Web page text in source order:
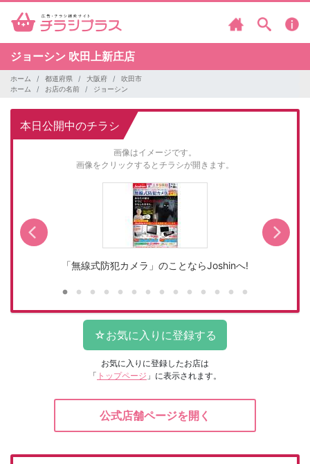
ジョーシン 吹田上新庄店
ホーム 都道府県 大阪府
吹田市
ホーム
お店の名前 ジョーシン
本日公開中のチラシ
画像はイメージです。
画像をクリックするとチラシが開きます。
「無線式防犯カメラ」のことならJoshinへ!
お気に入りに登録したお店は
「 トップページ 」に表示されます。
公式店舗ページを開く